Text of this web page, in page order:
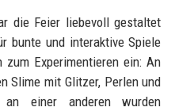
die Feier liebevoll gestaltet
bunte und interaktive Spiele
Experimentieren ein: An
Slime mit Glitzer, Perlen und
an einer anderen wurden